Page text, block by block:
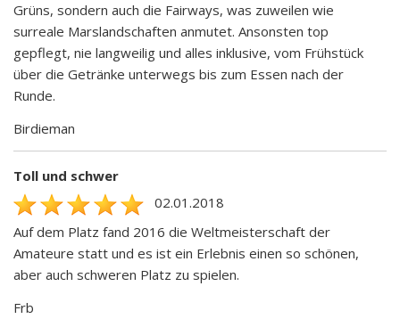
Grüns, sondern auch die Fairways, was zuweilen wie
surreale Marslandschaften anmutet. Ansonsten top
gepflegt, nie langweilig und alles inklusive, vom Frühstück
über die Getränke unterwegs bis zum Essen nach der
Runde.
Birdieman
Toll und schwer
02.01.2018
Auf dem Platz fand 2016 die Weltmeisterschaft der
Amateure statt und es ist ein Erlebnis einen so schönen,
aber auch schweren Platz zu spielen.
Frb